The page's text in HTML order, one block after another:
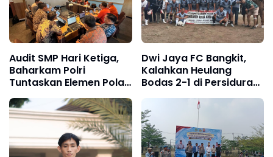
Audit SMP Hari Ketiga,
Baharkam Polri
Tuntaskan Elemen Pola
Pengamanan Pertamina
Jabar
Dwi Jaya FC Bangkit,
Kalahkan Heulang
Bodas 2-1 di Persidura
CUP 2026